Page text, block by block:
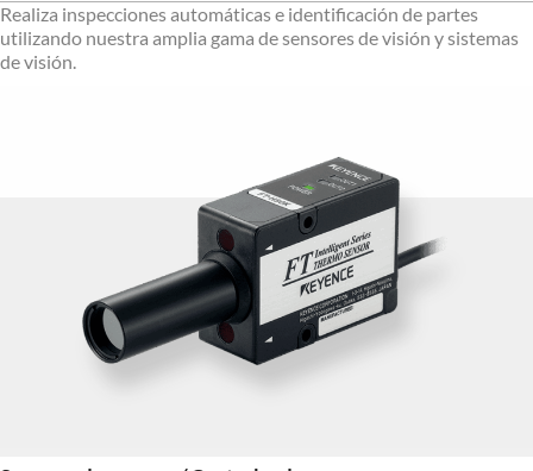
Realiza inspecciones automáticas e identificación de partes
utilizando nuestra amplia gama de sensores de visión y sistemas
de visión.